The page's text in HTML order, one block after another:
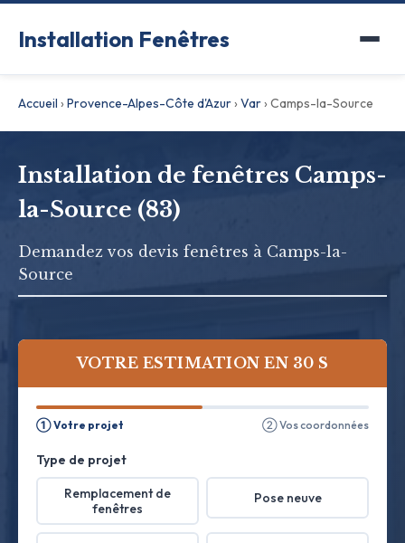
Installation Fenêtres
Accueil ›Provence-Alpes-Côte d'Azur›Var›Camps-la-Source
Installation de fenêtres Camps-
la-Source (83)
Demandez vos devis fenêtres à Camps-la-
Source
VOTRE ESTIMATION EN 30 S
① Votre projet ② Vos coordonnées
Type de projet
Remplacement de
fenêtres
Pose neuve